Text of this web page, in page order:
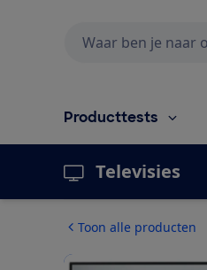
Producttests
Televisies
Toon alle producten